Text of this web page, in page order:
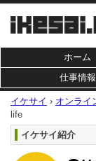
ホーム
仕事情報
イケサイ › オンライ
life
イケサイ紹介